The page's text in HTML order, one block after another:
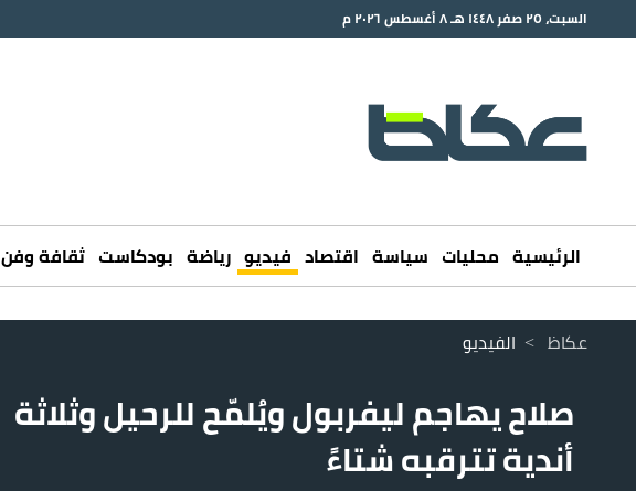
السبت، ٢٥ صفر ١٤٤٨ هـ ٨ أغسطس ٢٠٢٦ م
الرئيسية محليات سياسة اقتصاد فيديو رياضة بودكاست ثقافة وفن
عكاظ > الفيديو
صلاح يهاجم ليفربول ويُلمّح للرحيل وثلاثة
أندية تترقبه شتاءً